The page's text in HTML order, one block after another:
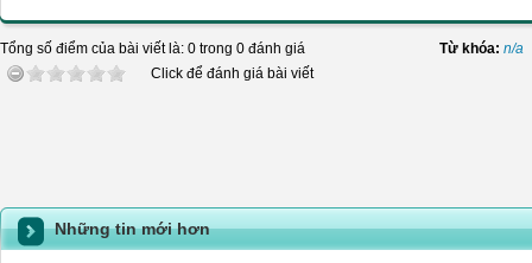
Tổng số điểm của bài viết là: 0 trong 0 đánh giá
Click để đánh giá bài viết
Từ khóa: n/a
Những tin mới hơn